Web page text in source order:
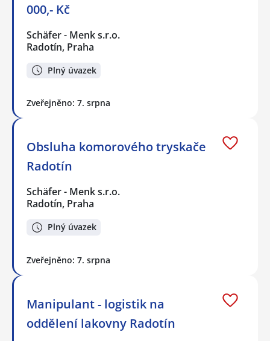
000,- Kč
Schäfer - Menk s.r.o.
Radotín, Praha
Plný úvazek
Zveřejněno: 7. srpna
Obsluha komorového tryskače
Radotín
Schäfer - Menk s.r.o.
Radotín, Praha
Plný úvazek
Zveřejněno: 7. srpna
Manipulant - logistik na
oddělení lakovny Radotín